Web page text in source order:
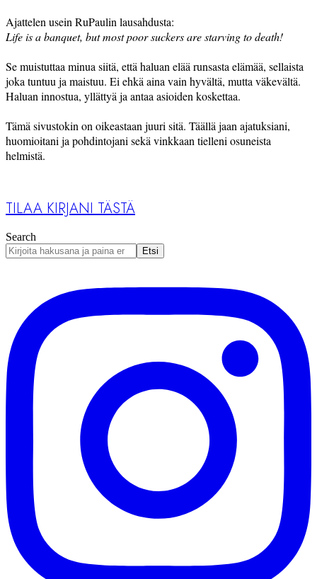
Ajattelen usein RuPaulin lausahdusta:
Life is a banquet, but most poor suckers are starving to death!
Se muistuttaa minua siitä, että haluan elää runsasta elämää, sellaista
joka tuntuu ja maistuu. Ei ehkä aina vain hyvältä, mutta väkevältä.
Haluan innostua, yllättyä ja antaa asioiden koskettaa.
Tämä sivustokin on oikeastaan juuri sitä. Täällä jaan ajatuksiani,
huomioitani ja pohdintojani sekä vinkkaan tielleni osuneista
helmistä.
TILAA KIRJANI TÄSTÄ
Search
Etsi